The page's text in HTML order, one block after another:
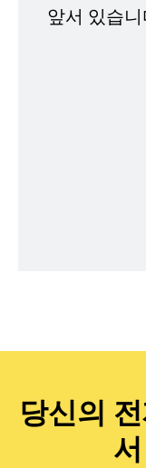
앞서 있습니
당신의